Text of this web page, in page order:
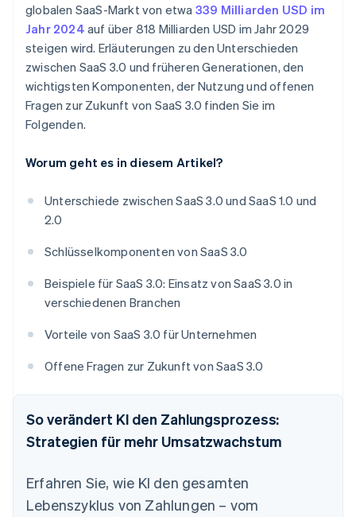
globalen SaaS-Markt von etwa 339 Milliarden USD im
Jahr 2024 auf über 818 Milliarden USD im Jahr 2029
steigen wird. Erläuterungen zu den Unterschieden
zwischen SaaS 3.0 und früheren Generationen, den
wichtigsten Komponenten, der Nutzung und offenen
Fragen zur Zukunft von SaaS 3.0 finden Sie im
Folgenden.
Worum geht es in diesem Artikel?
Unterschiede zwischen SaaS 3.0 und SaaS 1.0 und
2.0
Schlüsselkomponenten von SaaS 3.0
Beispiele für SaaS 3.0: Einsatz von SaaS 3.0 in
verschiedenen Branchen
Vorteile von SaaS 3.0 für Unternehmen
Offene Fragen zur Zukunft von SaaS 3.0
So verändert KI den Zahlungsprozess:
Strategien für mehr Umsatzwachstum
Erfahren Sie, wie KI den gesamten
Lebenszyklus von Zahlungen – vom